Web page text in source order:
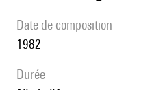
date de composition
1982
durée